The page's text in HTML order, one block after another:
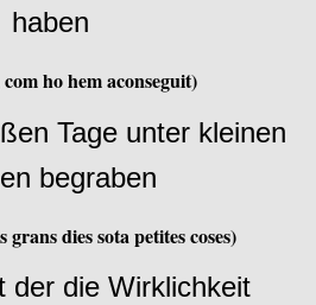
haben
ho hem aconseguit)
Tage unter kleinen
begraben
grans dies sota petites coses)
der die Wirklichkeit